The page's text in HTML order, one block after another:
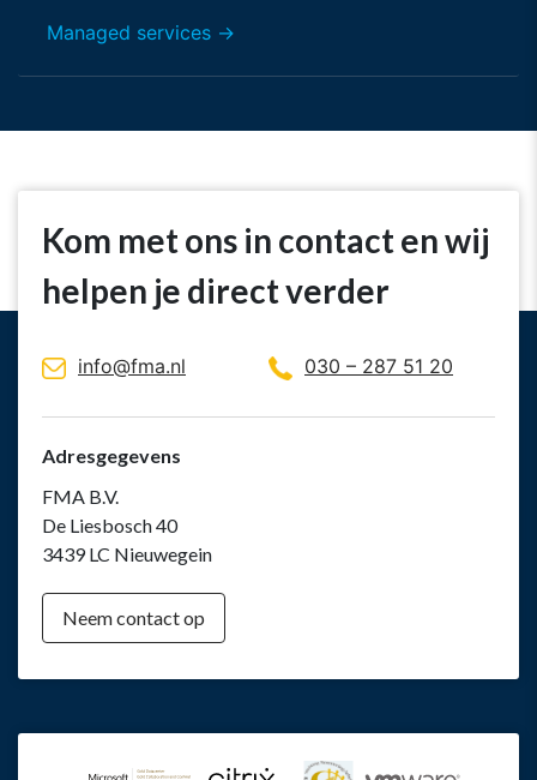
Managed services →
Kom met ons in contact en wij
helpen je direct verder
info@fma.nl 030 – 287 51 20
Adresgegevens
FMA B.V.
De Liesbosch 40
3439 LC Nieuwegein
Neem contact op